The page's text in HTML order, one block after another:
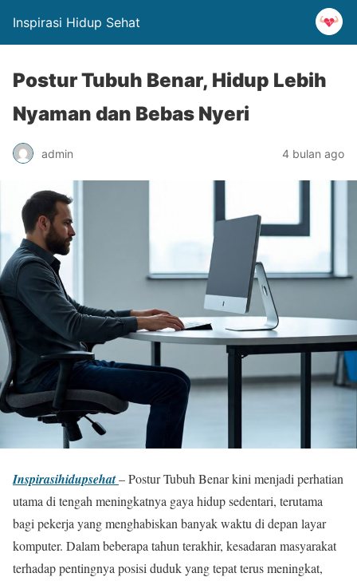
Inspirasi Hidup Sehat
Postur Tubuh Benar, Hidup Lebih
Nyaman dan Bebas Nyeri
admin 4 bulan ago
Inspirasihidupsehat– Postur Tubuh Benar kini menjadi perhatian
utama di tengah meningkatnya gaya hidup sedentari, terutama
bagi pekerja yang menghabiskan banyak waktu di depan layar
komputer. Dalam beberapa tahun terakhir, kesadaran masyarakat
terhadap pentingnya posisi duduk yang tepat terus meningkat,